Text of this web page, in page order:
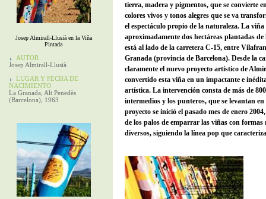
Josep Almirall-Llusià en la Viña
Pintada
AUTOR
Josep Almirall-Llusià
LUGAR Y FECHA DE
NACIMIENTO
La Granada, Alt Penedès
(Barcelona), 1963
tierra, madera y pigmentos, que se convierte
colores vivos y tonos alegres que se va
el espectáculo propio de la naturaleza. La
aproximadamente dos hectáreas plantadas
está al lado de la carretera C-15, entre
Granada (provincia de Barcelona). Desde la
claramente el nuevo proyecto artístico de
convertido esta viña en un impactante e
artística. La intervención consta de más de
intermedios y los punteros, que se levantan
proyecto se inició el pasado mes de enero
de los palos de emparrar las viñas con formas
diversos, siguiendo la línea pop que